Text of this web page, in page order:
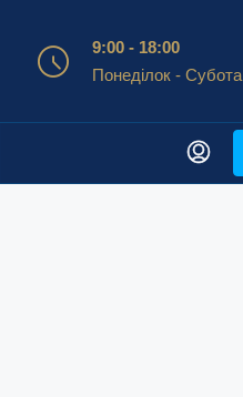
9:00 - 18:00
Понеділок - Субота